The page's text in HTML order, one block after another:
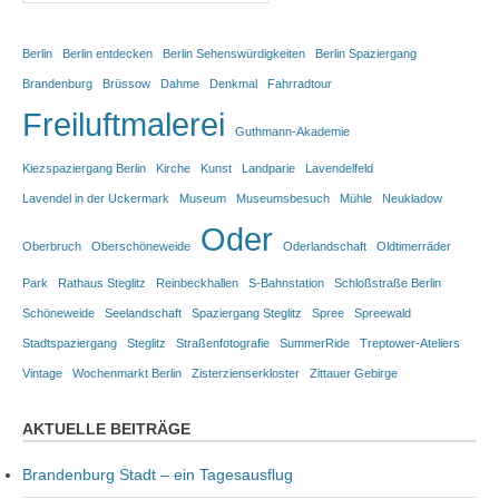
Berlin Berlin entdecken Berlin Sehenswürdigkeiten Berlin Spaziergang
Brandenburg Brüssow Dahme Denkmal Fahrradtour
Freiluftmalerei Guthmann-Akademie
Kiezspaziergang Berlin Kirche Kunst Landparie Lavendelfeld
Lavendel in der Uckermark Museum Museumsbesuch Mühle Neukladow
Oberbruch Oberschöneweide Oder Oderlandschaft Oldtimerräder
Park Rathaus Steglitz Reinbeckhallen S-Bahnstation Schloßstraße Berlin
Schöneweide Seelandschaft Spaziergang Steglitz Spree Spreewald
Stadtspaziergang Steglitz Straßenfotografie SummerRide Treptower-Ateliers
Vintage Wochenmarkt Berlin Zisterzienserkloster Zittauer Gebirge
AKTUELLE BEITRÄGE
Brandenburg Stadt – ein Tagesausflug